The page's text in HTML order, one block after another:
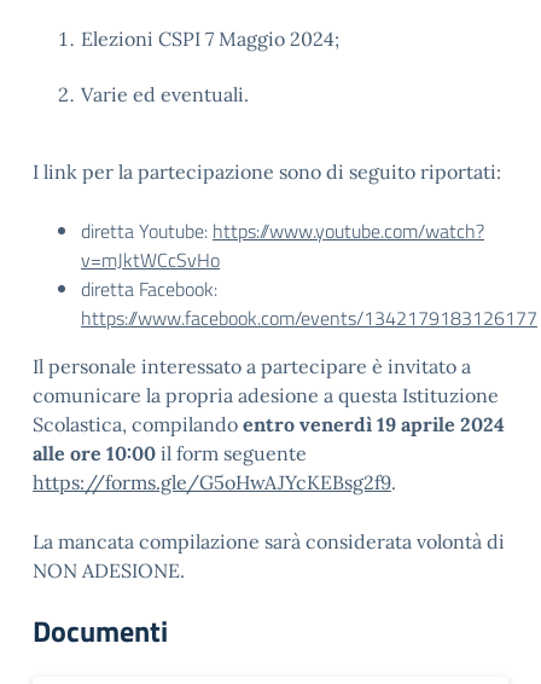
Elezioni CSPI 7 Maggio 2024;
Varie ed eventuali.
I link per la partecipazione sono di seguito riportati:
diretta Youtube: https://www.youtube.com/watch?
v=mJktWCcSvHo
diretta Facebook:
https://www.facebook.com/events/1342179183126177
Il personale interessato a partecipare è invitato a
comunicare la propria adesione a questa Istituzione
Scolastica, compilando entro venerdì 19 aprile 2024
alle ore 10:00 il form seguente
https://forms.gle/G5oHwAJYcKEBsg2f9.
La mancata compilazione sarà considerata volontà di
NON ADESIONE.
Documenti